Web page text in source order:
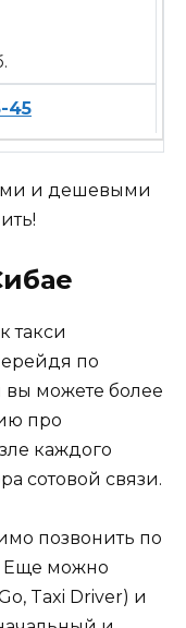
45
и дешевыми
такси
по
можете более
про
каждого
сотовой связи.
позвонить по
Еще можно
Taxi Driver) и